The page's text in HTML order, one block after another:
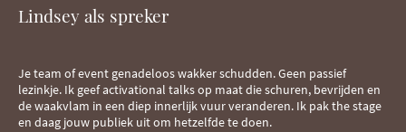
Lindsey als spreker
Je team of event genadeloos wakker schudden. Geen passief
lezinkje. Ik geef activational talks op maat die schuren, bevrijden en
de waakvlam in een diep innerlijk vuur veranderen. Ik pak the stage
en daag jouw publiek uit om hetzelfde te doen.